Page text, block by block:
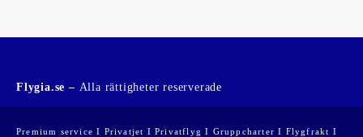
Flygia.se – Alla rättigheter reserverade
Premium service I Privatjet I Privatflyg I Gruppcharter I Flygfrakt I